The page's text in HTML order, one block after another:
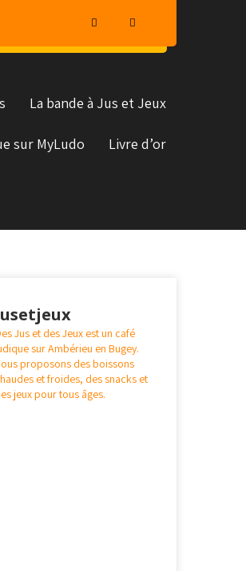
La bande à Jus et Jeux
sur MyLudo Livre d’or
Jus et des Jeux est un café
sur Ambérieu en Bugey.
proposons des boissons
et froides, des snacks et
jeux pour tous âges.